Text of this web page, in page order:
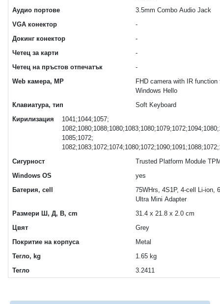
Аудио портове
3.5mm Combo Audio Jack
VGA конектор
-
Докинг конектор
-
Четец за карти
-
Четец на пръстов отпечатък
-
Web камера, MP
FHD camera with IR function
Windows Hello
Клавиатура, тип
Soft Keyboard
Кирилизация
1041;1044;1057;
1085;1072;
Сигурност
Trusted Platform Module
Windows OS
yes
Батерия, cell
75WHrs, 4S1P, 4-cell Li-ion,
Ultra Mini Adapter
Размери Ш, Д, В, cm
31.4 x 21.8 x 2.0 cm
Цвят
Grey
Покритие на корпуса
Metal
Тегло, kg
1.65 kg
Тегло
3.2411